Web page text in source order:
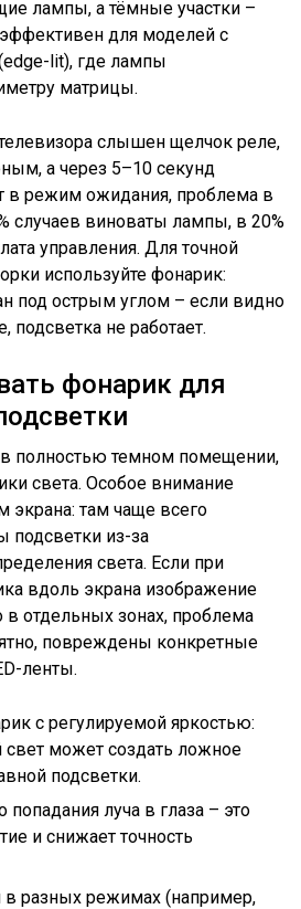
лампы, а тёмные участки –
для моделей с
lit), где лампы
матрицы.
слышен щелчок реле,
а через 5–10 секунд
в режим ожидания, проблема в
случаев виноваты лампы, в 20%
управления. Для точной
используйте фонарик:
под острым углом – если видно
подсветка не работает.
фонарик для
полностью темном помещении,
света. Особое внимание
экрана: там чаще всего
подсветки из-за
света. Если при
вдоль экрана изображение
в отдельных зонах, проблема
повреждены конкретные
ленты.
с регулируемой яркостью:
может создать ложное
подсветки.
попадания луча в глаза – это
и снижает точность
в разных режимах (например,